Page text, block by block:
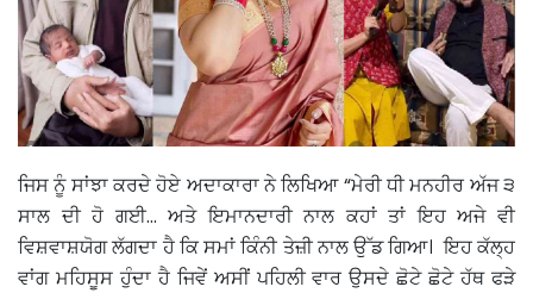
ਜਿਸ ਨੂੰ ਸਾਂਝਾ ਕਰਦੇ ਹੋਏ ਅਦਾਕਾਰਾ ਨੇ ਲਿਖਿਆ “ਮੇਰੀ ਧੀ ਮਨਹੀਰ ਅੱਜ ੩
ਸਾਲ ਦੀ ਹੋ ਗਈ... ਅਤੇ ਇਮਾਨਦਾਰੀ ਨਾਲ ਕਹਾਂ ਤਾਂ ਇਹ ਅਜੇ ਵੀ
ਵਿਸ਼ਵਾਸ਼ਯੋਗ ਲੱਗਦਾ ਹੈ ਕਿ ਸਮਾਂ ਕਿੰਨੀ ਤੇਜ਼ੀ ਨਾਲ ਉੱਡ ਗਿਆ। ਇਹ ਕੱਲ੍ਹ
ਵਾਂਗ ਮਹਿਸੂਸ ਹੁੰਦਾ ਹੈ ਜਿਵੇਂ ਅਸੀਂ ਪਹਿਲੀ ਵਾਰ ਉਸਦੇ ਛੋਟੇ ਛੋਟੇ ਹੱਥ ਫੜੇ